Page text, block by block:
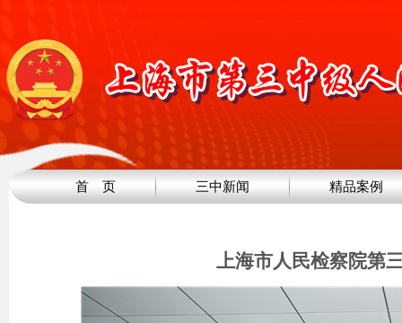
首 页 三中新闻 精品案例
上海市人民检察院第